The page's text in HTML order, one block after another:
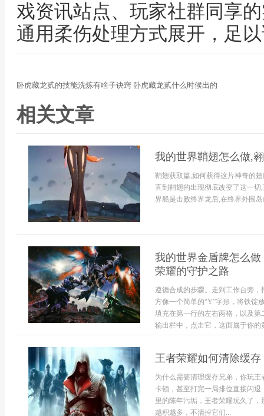
戏资讯站点、玩家社群同享
通用柔伤处理方式展开，足
卧虎藏龙贰的技能洗炼有啥子诀窍 卧虎藏龙贰什么时候出的
相关文章
我的世界鞘翅怎么做,
鞘翅获取篇,如何获得这片神奇的
直到鞘翅的出现彻底改变了这一
界船是击败终界龙后,在终界外围
我的世界金盾牌怎么
荣耀的守护之路
遵循合成的步骤。走到工作台旁
方像一个简单的“Y”字形，将铁锭
填充在第一行的左右两格，以及
输出栏中，点击它，这面属于你的
王者荣耀如何清除缓
为什么需要清理缓存兄弟，你玩
卡顿，甚至打完一局排位直接闪
里的陈年污垢，王者荣耀玩久了
越积越多，不清掉它们...